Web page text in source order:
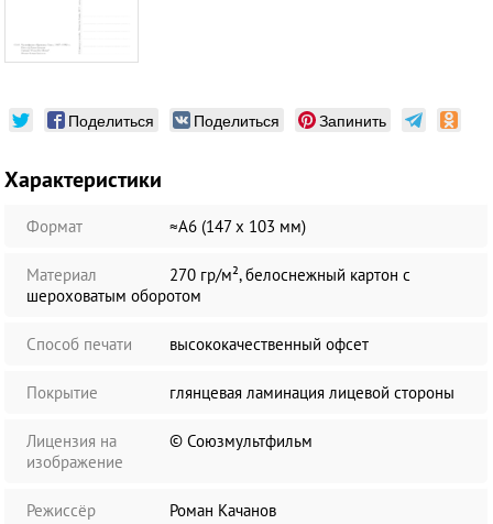
Поделиться Поделиться Запинить
Характеристики
Формат ≈А6 (147 х 103 мм)
Материал
270 гр/м², белоснежный картон с
шероховатым оборотом
Способ печати высококачественный офсет
Покрытие глянцевая ламинация лицевой стороны
Лицензия на
изображение
© Союзмультфильм
Режиссёр Роман Качанов